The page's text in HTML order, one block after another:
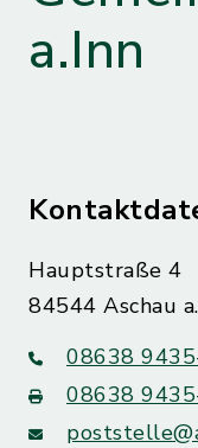
a.Inn
Hauptstraße 4
84544 Aschau
08638
08638